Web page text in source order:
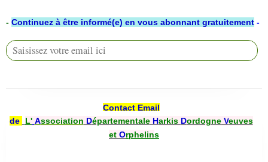
- Continuez à être informé(e) en vous abonnant gratuitement -
Contact Email
de
L' Association DépartementaleHarkis DordogneVeuves
et Orphelins